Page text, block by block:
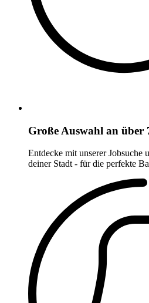
Große Auswahl an über
Entdecke mit unserer Jobsuche
deiner Stadt - für die perfekte